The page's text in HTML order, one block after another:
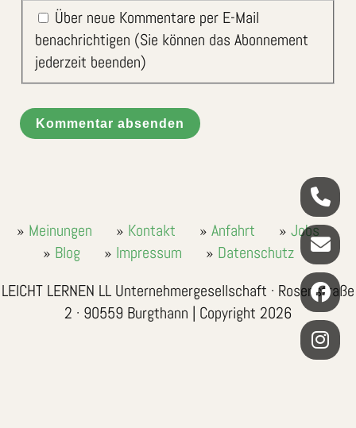
Über neue Kommentare per E-Mail
benachrichtigen (Sie können das Abonnement
jederzeit beenden)
Kommentar absenden
Meinungen Kontakt Anfahrt
Jobs
Blog
Impressum
Datenschutz
LEICHT LERNEN LL Unternehmergesellschaft · Rosenstraße
2 · 90559 Burgthann | Copyright 2026